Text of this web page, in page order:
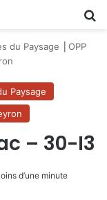
du Paysage
OPP
Paysage
– 30-I3
d’une minute